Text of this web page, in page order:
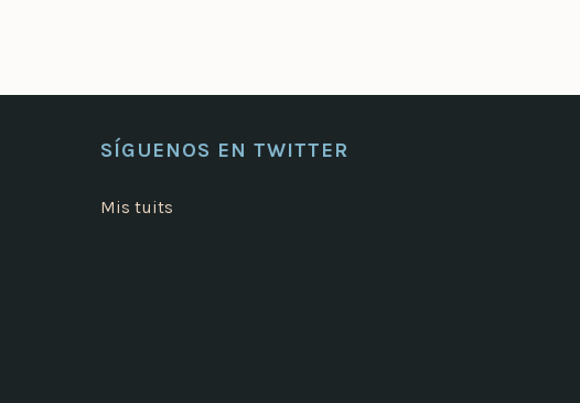
SÍGUENOS EN TWITTER
Mis tuits